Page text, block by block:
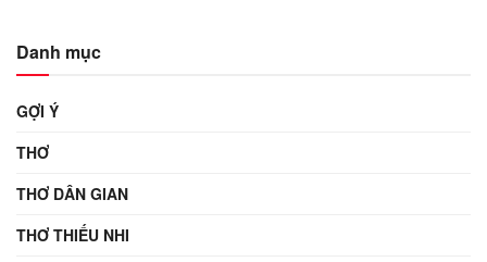
Danh mục
GỢI Ý
THƠ
THƠ DÂN GIAN
THƠ THIẾU NHI